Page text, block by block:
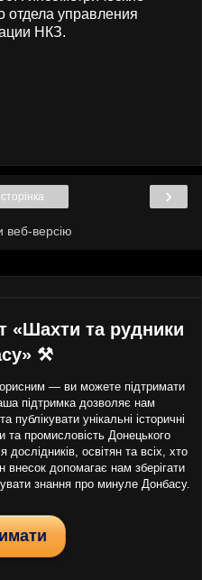
отдела управления
НКЗ.
›
веб-версію
«Шахти та рудники
⚒
— ви можете підтримати
підтримка дозволяє нам
публікувати унікальні історичні
та промисловість Донецького
освітян та всіх, хто
внесок допомагає нам зберігати
знання про минуле Донбасу.